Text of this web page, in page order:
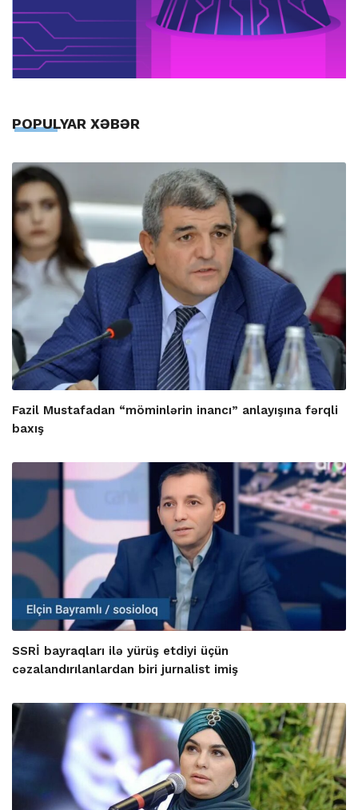
POPULYAR XƏBƏR
Fazil Mustafadan “möminlərin inancı” anlayışına fərqli
baxış
SSRİ bayraqları ilə yürüş etdiyi üçün
cəzalandırılanlardan biri jurnalist imiş